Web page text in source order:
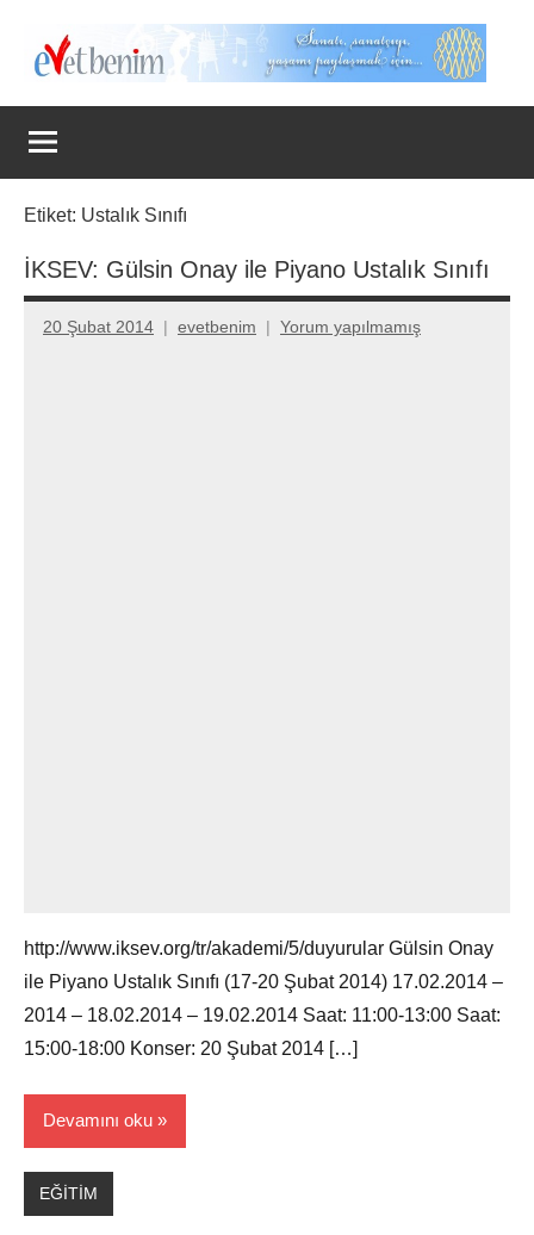
Evet
Benim
Etiket: Ustalık Sınıfı
İKSEV: Gülsin Onay ile Piyano Ustalık Sınıfı
20 Şubat 2014 evetbenim Yorum yapılmamış
http://www.iksev.org/tr/akademi/5/duyurular Gülsin Onay
ile Piyano Ustalık Sınıfı (17-20 Şubat 2014) 17.02.2014 –
2014 – 18.02.2014 – 19.02.2014 Saat: 11:00-13:00 Saat:
15:00-18:00 Konser: 20 Şubat 2014 […]
Devamını oku
EĞİTİM